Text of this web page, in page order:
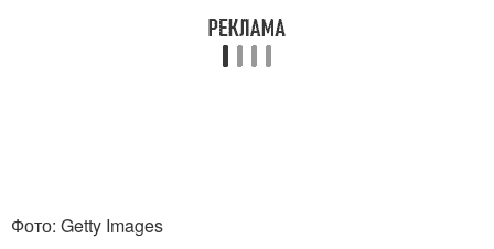
Фото: Getty Images